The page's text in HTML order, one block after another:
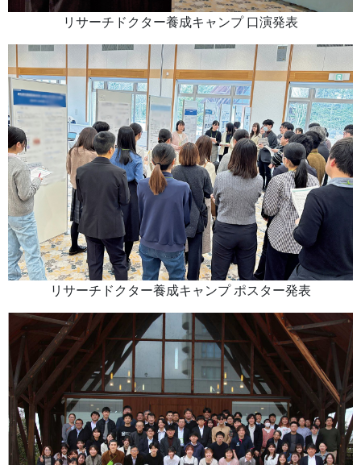
リサーチドクター養成キャンプ 口演発表
リサーチドクター養成キャンプ ポスター発表